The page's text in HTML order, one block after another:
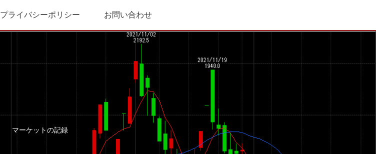
マーケットの記録
プライバシーポリシー お問い合わせ